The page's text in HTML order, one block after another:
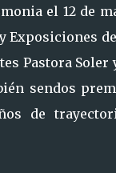
el 12 de
Exposiciones
Pastora Soler
sendos
de